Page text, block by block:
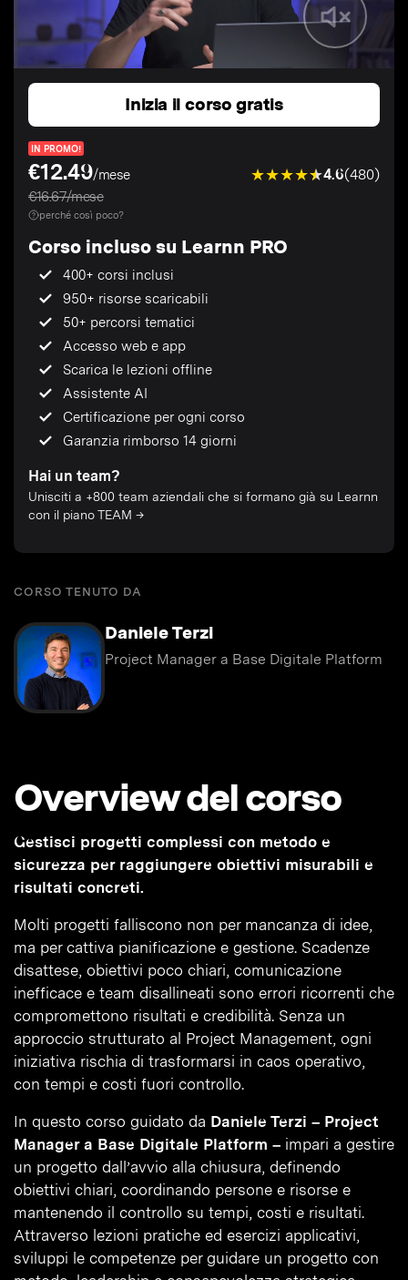
Inizia il corso gratis
IN PROMO!
€12.49/mese
€16.67/mese
4.6(480)
perché così poco?
Corso incluso su Learnn PRO
400+ corsi inclusi
950+ risorse scaricabili
50+ percorsi tematici
Accesso web e app
Scarica le lezioni offline
Assistente AI
Certificazione per ogni corso
Garanzia rimborso 14 giorni
Hai un team?
Unisciti a +800 team aziendali che si formano già su Learnn
con il piano TEAM →
CORSO TENUTO DA
Daniele Terzi
Project Manager a Base Digitale Platform
Overview del corso
Gestisci progetti complessi con metodo e
sicurezza per raggiungere obiettivi misurabili e
risultati concreti.
Molti progetti falliscono non per mancanza di idee,
ma per cattiva pianificazione e gestione. Scadenze
disattese, obiettivi poco chiari, comunicazione
inefficace e team disallineati sono errori ricorrenti che
compromettono risultati e credibilità. Senza un
approccio strutturato al Project Management, ogni
iniziativa rischia di trasformarsi in caos operativo,
con tempi e costi fuori controllo.
In questo corso guidato da Daniele Terzi – Project
Manager a Base Digitale Platform – impari a gestire
un progetto dall’avvio alla chiusura, definendo
obiettivi chiari, coordinando persone e risorse e
mantenendo il controllo su tempi, costi e risultati.
Attraverso lezioni pratiche ed esercizi applicativi,
sviluppi le competenze per guidare un progetto con